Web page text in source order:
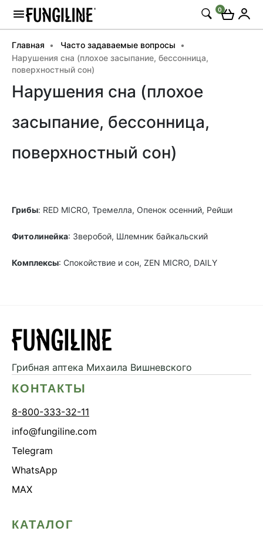
0
Главная
Часто задаваемые вопросы
Нарушения сна (плохое засыпание, бессонница,
поверхностный сон)
Нарушения сна (плохое
засыпание, бессонница,
поверхностный сон)
Грибы: RED MICRO, Тремелла, Опенок осенний, Рейши
Фитолинейка: Зверобой, Шлемник байкальский
Комплексы: Спокойствие и сон, ZEN MICRO, DAILY
Грибная аптека Михаила Вишневского
КОНТАКТЫ
8-800-333-32-11
info@fungiline.com
Telegram
WhatsApp
MAX
КАТАЛОГ